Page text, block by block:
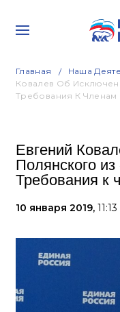
Главная Наша
Ковалев Об
Требования К Членам
Евгений
Полянского
Требования к
10 января 2019, 11:13